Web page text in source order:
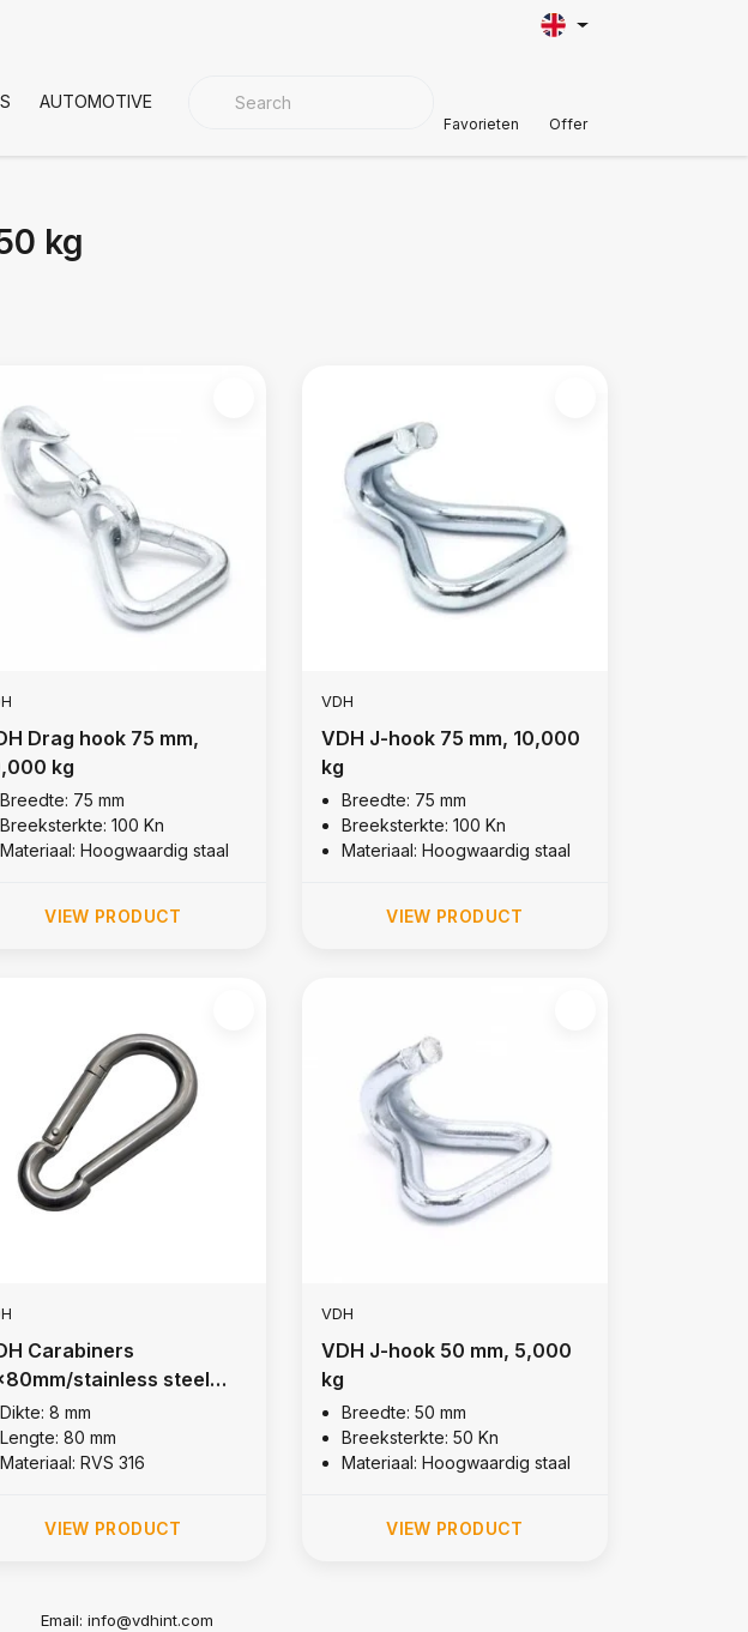
AUTOMOTIVE COVER MATERIALS
Favorieten Offer
kg
Drag hook 75 mm,
kg
Breedte: 75 mm
Breeksterkte: 100 Kn
Materiaal: Hoogwaardig staal
VIEW PRODUCT
VDH
VDH J-hook 75 mm, 10,000
kg
Breedte: 75 mm
Breeksterkte: 100 Kn
Materiaal: Hoogwaardig staal
VIEW PRODUCT
Carabiners
stainless steel
Dikte: 8 mm
Lengte: 80 mm
Materiaal: RVS 316
VIEW PRODUCT
VDH
VDH J-hook 50 mm, 5,000
kg
Breedte: 50 mm
Breeksterkte: 50 Kn
Materiaal: Hoogwaardig staal
VIEW PRODUCT
Email: info@vdhint.com